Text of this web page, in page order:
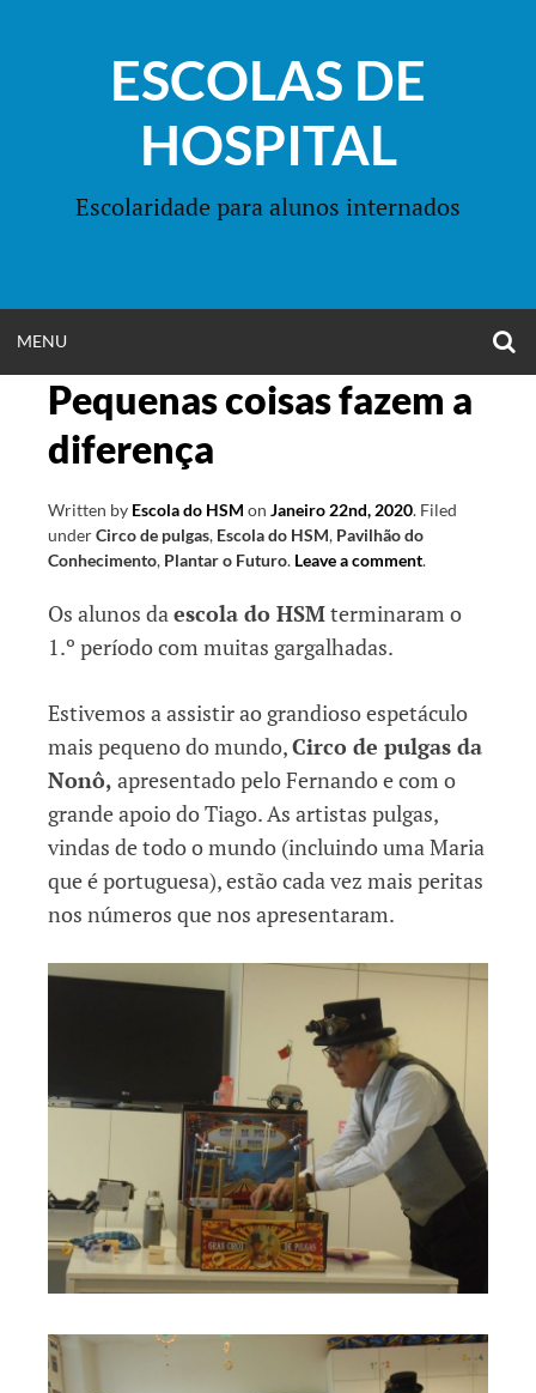
ESCOLAS DE
HOSPITAL
Escolaridade para alunos internados
MENU
MENU
Pequenas coisas fazem a
diferença
Written by Escola do HSM on Janeiro 22nd, 2020. Filed
underCirco de pulgas, Escola do HSM, Pavilhão do
Conhecimento, Plantar o Futuro. Leave a comment.
Os alunos da escola do HSMterminaram o
1.º período com muitas gargalhadas.
Estivemos a assistir ao grandioso espetáculo
mais pequeno do mundo,Circo de pulgas da
Nonô, apresentado pelo Fernando e com o
grande apoio do Tiago. As artistas pulgas,
vindas de todo o mundo (incluindo uma Maria
que é portuguesa), estão cada vez mais peritas
nos números que nos apresentaram.